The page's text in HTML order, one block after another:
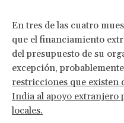
En tres de las cuatro
que el financiamiento
del presupuesto de su
excepción,
restricciones que existen
India al apoyo extranjero
locales.